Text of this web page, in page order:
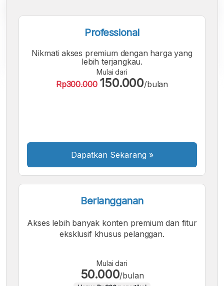
A A A
Professional
Nikmati akses premium dengan harga yang
lebih terjangkau.
Mulai dari
Rp300.000 150.000/bulan
Dapatkan Sekarang »
Berlangganan
Akses lebih banyak konten premium dan fitur
eksklusif khusus pelanggan.
Mulai dari
50.000/bulan